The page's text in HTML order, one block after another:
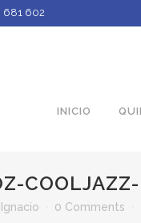
681 602
INICIO
0 Comments